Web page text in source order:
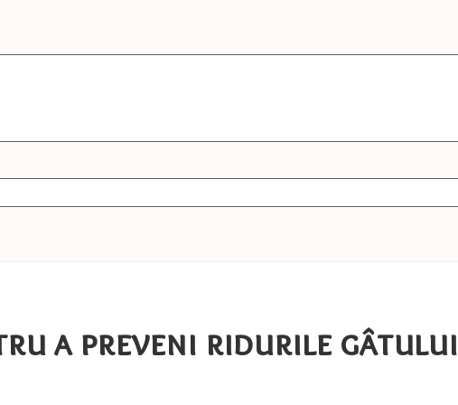
a preveni ridurile gâtului